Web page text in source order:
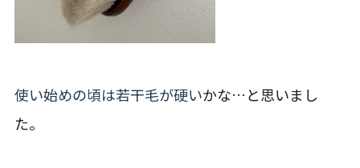
使い始めの頃は若干毛が硬いかな…と思いまし
た。